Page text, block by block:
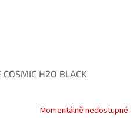
COSMIC H2O BLACK
Momentálně nedostupné